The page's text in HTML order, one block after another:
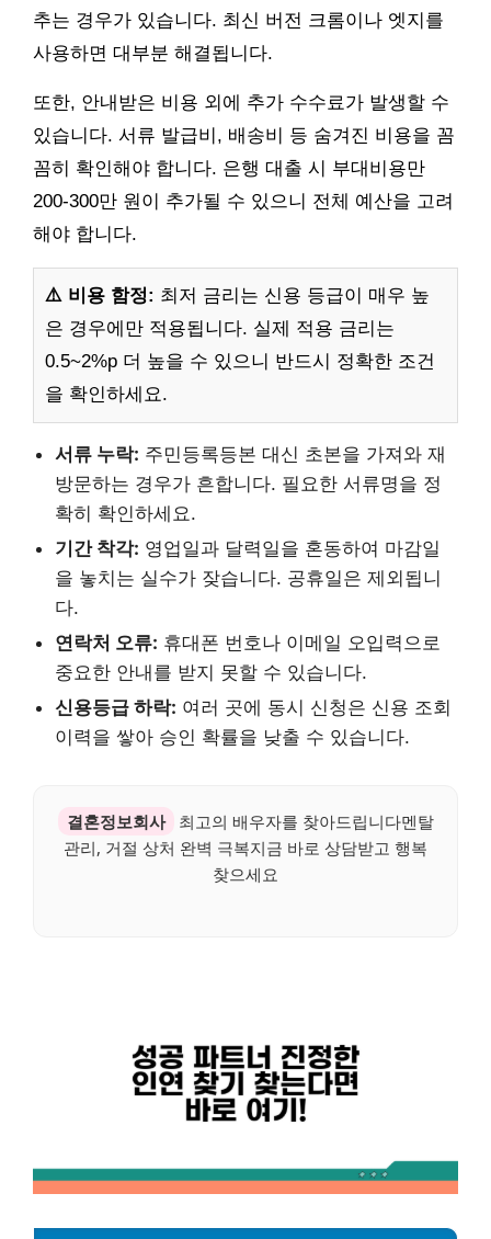
추는 경우가 있습니다. 최신 버전 크롬이나 엣지를
사용하면 대부분 해결됩니다.
또한, 안내받은 비용 외에 추가 수수료가 발생할 수
있습니다. 서류 발급비, 배송비 등 숨겨진 비용을 꼼
꼼히 확인해야 합니다. 은행 대출 시 부대비용만
200-300만 원이 추가될 수 있으니 전체 예산을 고려
해야 합니다.
⚠️ 비용 함정: 최저 금리는 신용 등급이 매우 높
은 경우에만 적용됩니다. 실제 적용 금리는
0.5~2%p 더 높을 수 있으니 반드시 정확한 조건
을 확인하세요.
서류 누락: 주민등록등본 대신 초본을 가져와 재
방문하는 경우가 흔합니다. 필요한 서류명을 정
확히 확인하세요.
기간 착각: 영업일과 달력일을 혼동하여 마감일
을 놓치는 실수가 잦습니다. 공휴일은 제외됩니
다.
연락처 오류: 휴대폰 번호나 이메일 오입력으로
중요한 안내를 받지 못할 수 있습니다.
신용등급 하락: 여러 곳에 동시 신청은 신용 조회
이력을 쌓아 승인 확률을 낮출 수 있습니다.
결혼정보회사
최고의 배우자를 찾아드립니다멘탈
관리, 거절 상처 완벽 극복지금 바로 상담받고 행복
찾으세요